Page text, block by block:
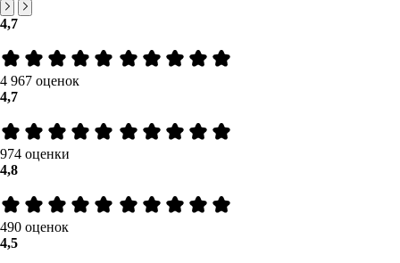
4,7
4 967 оценок
4,7
974 оценки
4,8
490 оценок
4,5